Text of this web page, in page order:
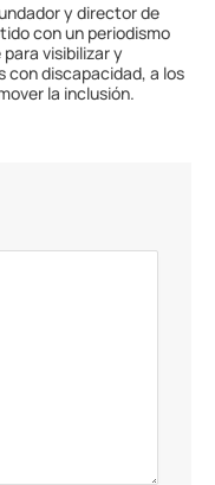
y director de
con un periodismo
visibilizar y
con discapacidad, a los
la inclusión.